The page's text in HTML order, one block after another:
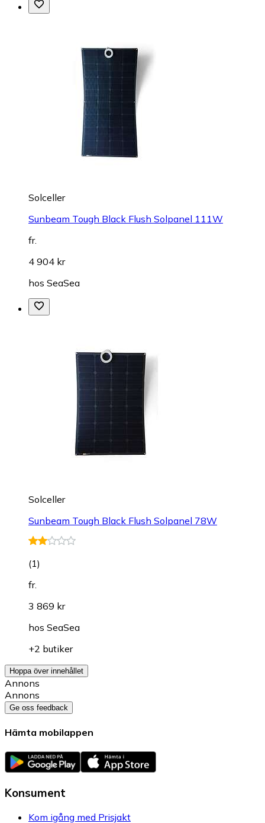
Solceller
Sunbeam Tough Black Flush Solpanel 111W
fr.
4 904 kr
hos SeaSea
Solceller
Sunbeam Tough Black Flush Solpanel 78W
(1)
fr.
3 869 kr
hos SeaSea
+2 butiker
Hoppa över innehållet
Annons
Annons
Ge oss feedback
Hämta mobilappen
Konsument
Kom igång med Prisjakt